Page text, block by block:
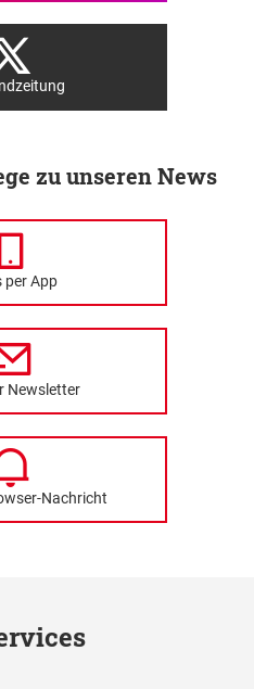
zu unseren News
per App
Newsletter
Nachricht